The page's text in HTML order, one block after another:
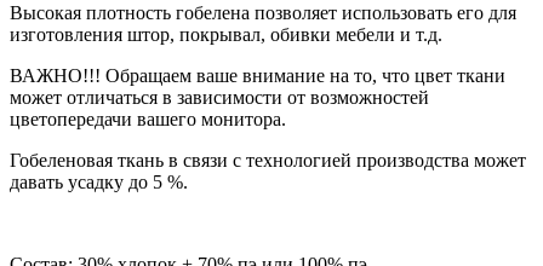
Высокая плотность гобелена позволяет использовать его для
изготовления штор, покрывал, обивки мебели и т.д.
ВАЖНО!!! Обращаем ваше внимание на то, что цвет ткани
может отличаться в зависимости от возможностей
цветопередачи вашего монитора.
Гобеленовая ткань в связи с технологией производства может
давать усадку до 5 %.